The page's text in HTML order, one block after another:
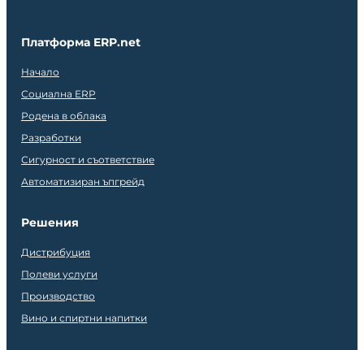
Платформа ERP.net
Начало
Социална ERP
Родена в облака
Разработки
Сигурност и съответствие
Автоматизиран ъпгрейд
Решения
Дистрибуция
Полеви услуги
Производство
Вино и спиртни напитки